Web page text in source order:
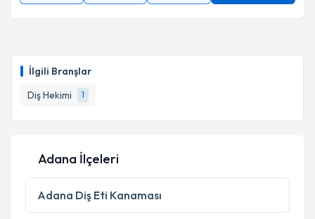
İlgili Branşlar
Diş Hekimi
1
Adana İlçeleri
Adana Diş Eti Kanaması